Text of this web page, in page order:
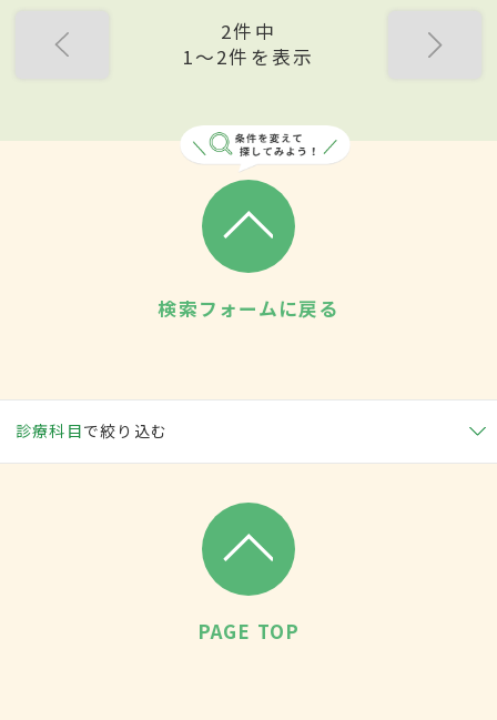
2件中
1〜2件を表示
検索フォームに戻る
診療科目で絞り込む
PAGE TOP